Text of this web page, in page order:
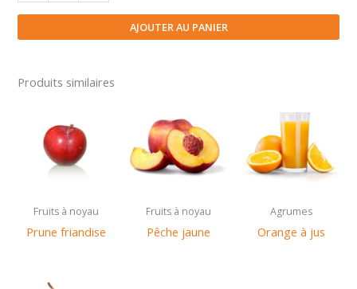
Kiwi
jaune
AJOUTER AU PANIER
Produits similaires
Fruits à noyau
Prune friandise
Fruits à noyau
Pêche jaune
Agrumes
Orange à jus